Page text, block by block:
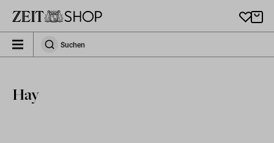
zeit_storefront.components.search.collapsed
SuchenSuchen
Hay